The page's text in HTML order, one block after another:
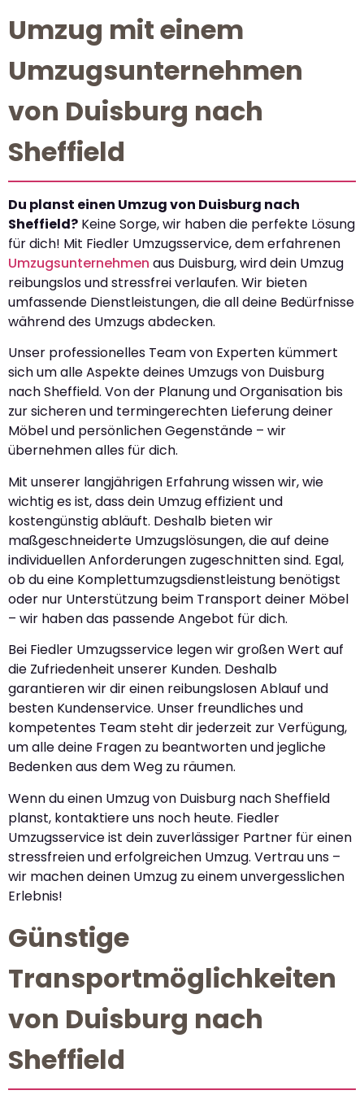
Umzug mit einem
Umzugsunternehmen
von Duisburg nach
Sheffield
Du planst einen Umzug von Duisburg nach
Sheffield? Keine Sorge, wir haben die perfekte Lösung
für dich! Mit Fiedler Umzugsservice, dem erfahrenen
Umzugsunternehmen aus Duisburg, wird dein Umzug
reibungslos und stressfrei verlaufen. Wir bieten
umfassende Dienstleistungen, die all deine Bedürfnisse
während des Umzugs abdecken.
Unser professionelles Team von Experten kümmert
sich um alle Aspekte deines Umzugs von Duisburg
nach Sheffield. Von der Planung und Organisation bis
zur sicheren und termingerechten Lieferung deiner
Möbel und persönlichen Gegenstände – wir
übernehmen alles für dich.
Mit unserer langjährigen Erfahrung wissen wir, wie
wichtig es ist, dass dein Umzug effizient und
kostengünstig abläuft. Deshalb bieten wir
maßgeschneiderte Umzugslösungen, die auf deine
individuellen Anforderungen zugeschnitten sind. Egal,
ob du eine Komplettumzugsdienstleistung benötigst
oder nur Unterstützung beim Transport deiner Möbel
– wir haben das passende Angebot für dich.
Bei Fiedler Umzugsservice legen wir großen Wert auf
die Zufriedenheit unserer Kunden. Deshalb
garantieren wir dir einen reibungslosen Ablauf und
besten Kundenservice. Unser freundliches und
kompetentes Team steht dir jederzeit zur Verfügung,
um alle deine Fragen zu beantworten und jegliche
Bedenken aus dem Weg zu räumen.
Wenn du einen Umzug von Duisburg nach Sheffield
planst, kontaktiere uns noch heute. Fiedler
Umzugsservice ist dein zuverlässiger Partner für einen
stressfreien und erfolgreichen Umzug. Vertrau uns –
wir machen deinen Umzug zu einem unvergesslichen
Erlebnis!
Günstige
Transportmöglichkeiten
von Duisburg nach
Sheffield